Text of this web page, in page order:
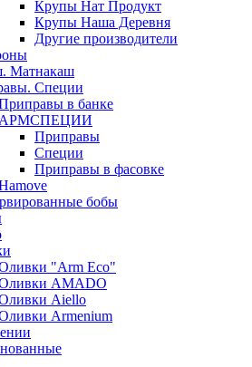
Крупы Нат Продукт
Крупы Наша Деревня
Другие производители
Матнакаш
Специи
в банке
АРМСПЕЦИИ
Приправы
Специи
Приправы в фасовке
бобы
"Arm Eco"
AMADO
Aiello
Armenium